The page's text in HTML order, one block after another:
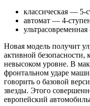
классическая — 5-
автомат — 4-
Новая модель получит
активной безопасности,
невысоком уровне. В
фронтальном ударе
говорить о базовой
звезды. Этого
европейский